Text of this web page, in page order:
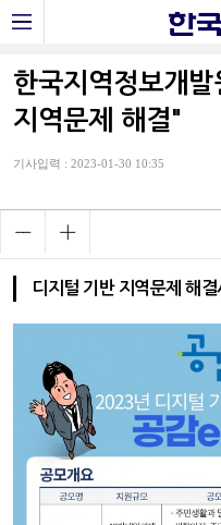
한국지역정보개
지역문제 해결"
기사입력 : 2023-01-30 10:35
디지털 기반 지역문제 해